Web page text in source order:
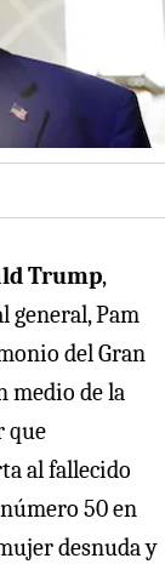
Trump,
general, Pam
del Gran
medio de la
que
al fallecido
50 en
desnuda y